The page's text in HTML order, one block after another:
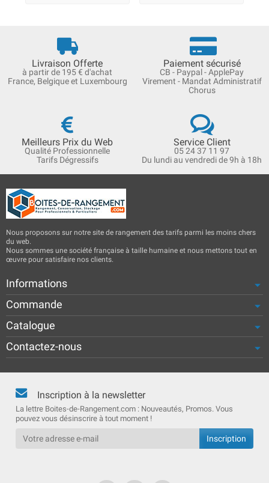
Livraison Offerte
à partir de 195 € d'achat
France, Belgique et Luxembourg
Paiement sécurisé
CB - Paypal - ApplePay
Virement - Mandat Administratif
Chorus
Meilleurs Prix du Web
Qualité Professionnelle
Tarifs Dégressifs
Service Client
05 24 37 11 97
Du lundi au vendredi de 9h à 18h
Nous proposons sur notre site de rangement des tarifs parmi les moins chers
du web.
Nous sommes une société française à taille humaine et nous mettons tout en
œuvre pour satisfaire nos clients.
Informations
Commande
Catalogue
Contactez-nous
Inscription à la newsletter
La lettre Boites-de-Rangement.com : Nouveautés, Promos. Vous
pouvez vous désinscrire à tout moment !